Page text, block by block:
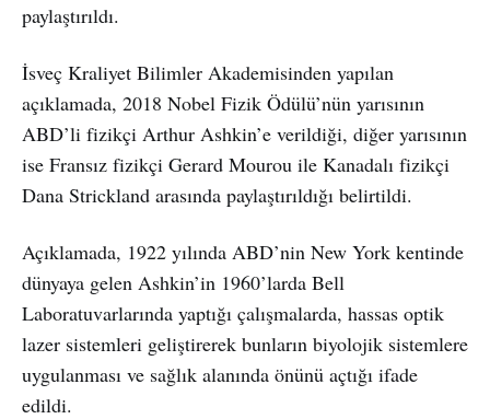
paylaştırıldı.
İsveç Kraliyet Bilimler Akademisinden yapılan
açıklamada, 2018 Nobel Fizik Ödülü’nün yarısının
ABD’li fizikçi Arthur Ashkin’e verildiği, diğer yarısının
ise Fransız fizikçi Gerard Mourou ile Kanadalı fizikçi
Dana Strickland arasında paylaştırıldığı belirtildi.
Açıklamada, 1922 yılında ABD’nin New York kentinde
dünyaya gelen Ashkin’in 1960’larda Bell
Laboratuvarlarında yaptığı çalışmalarda, hassas optik
lazer sistemleri geliştirerek bunların biyolojik sistemlere
uygulanması ve sağlık alanında önünü açtığı ifade
edildi.